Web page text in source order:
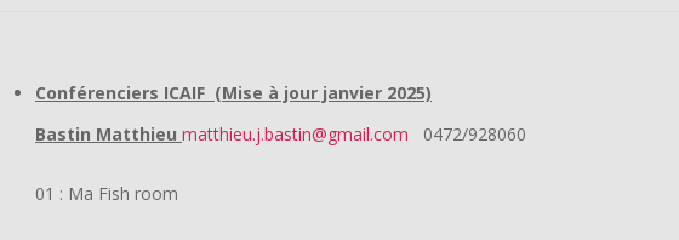
Conférenciers ICAIF (Mise à jour janvier 2025)
Bastin Matthieu matthieu.j.bastin@gmail.com 0472/928060
01 : Ma Fish room